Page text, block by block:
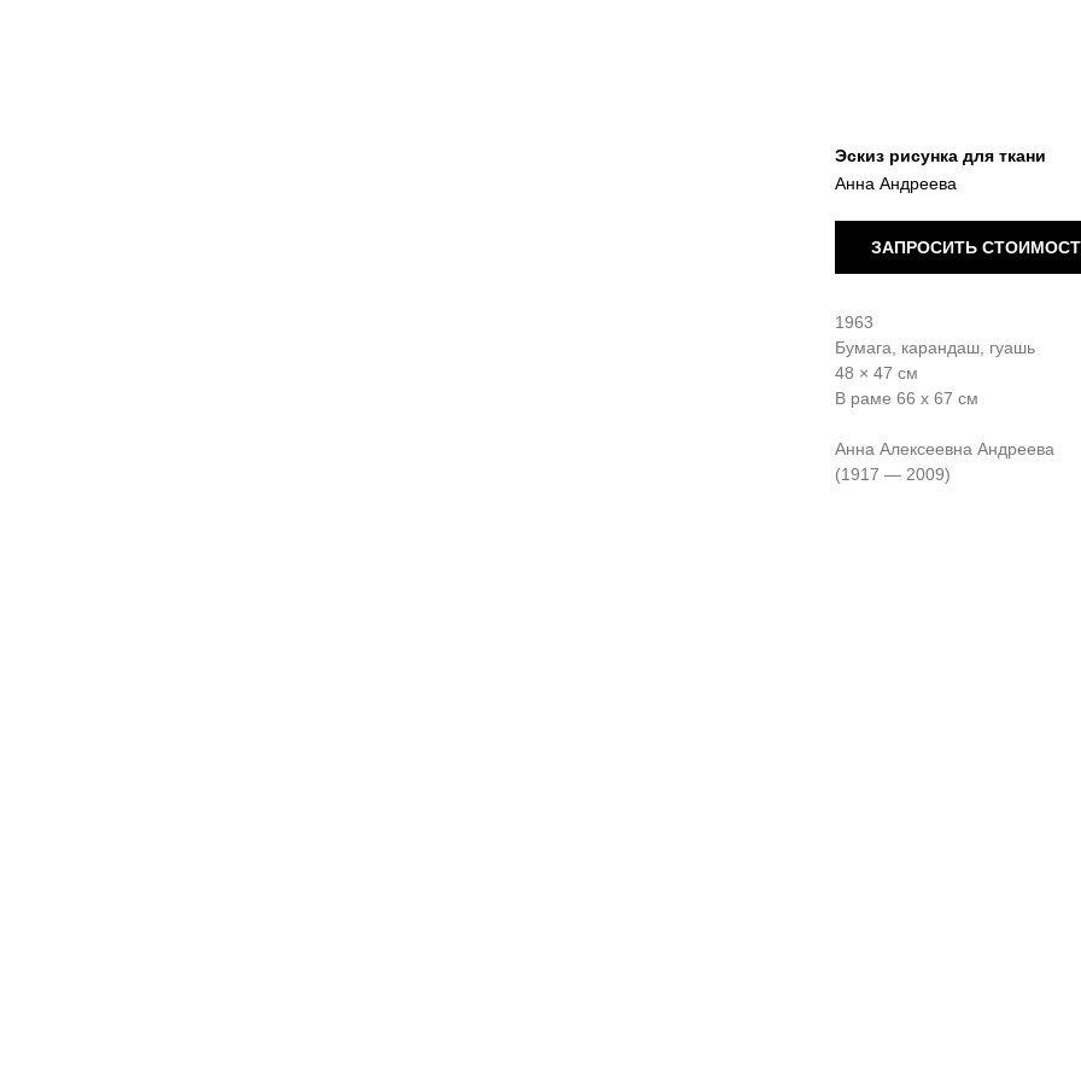
Эскиз рисунка для ткани
Анна Андреева
ЗАПРОСИТЬ
1963
Бумага, карандаш, гуашь
48 × 47 см
В раме 66 х 67 см
Анна Алексеевна Андреева
(1917 — 2009)